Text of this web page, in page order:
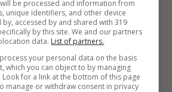
parlando di una vera e
definito da molti come il
di doppio nella storia del
be processed and information from
unique identifiers, and other device
accessed by and shared with 319
by this site. We and our partners
data. List of partners.
your personal data on the basis
which you can object to by managing
for a link at the bottom of this page
manage or withdraw consent in privacy